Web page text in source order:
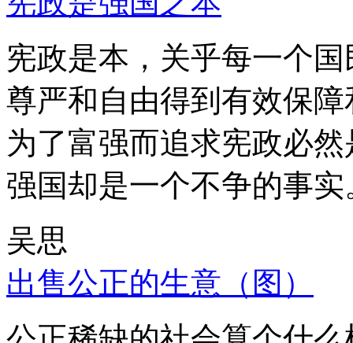
宪政是本，关乎每一个
尊严和自由得到有效保
为了富强而追求宪政必
强国却是一个不争的事实
吴思
出售公正的生意（图）